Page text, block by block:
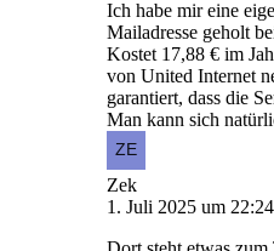
Ich habe mir eine
Mailadresse geholt
Kostet 17,88 € im
von United Internet
garantiert, dass die
Man kann sich
Zek
1. Juli 2025 um 22:24